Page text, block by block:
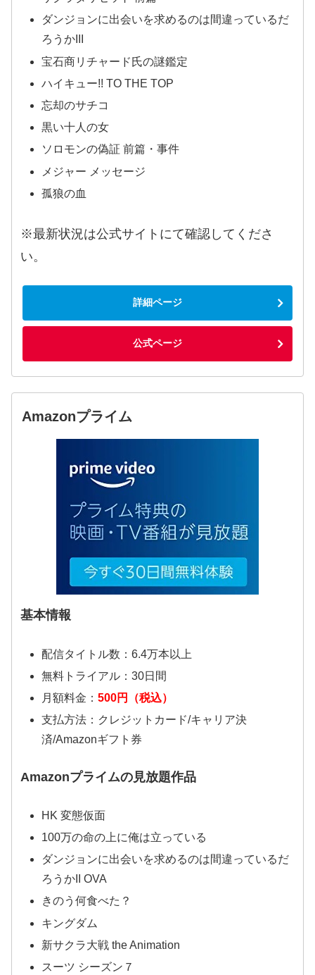
ダンジョンに出会いを求めるのは間違っているだ
ろうかIII
宝石商リチャード氏の謎鑑定
ハイキュー!! TO THE TOP
忘却のサチコ
黒い十人の女
ソロモンの偽証 前篇・事件
メジャー メッセージ
孤狼の血
※最新状況は公式サイトにて確認してくださ
い。
詳細ページ
公式ページ
Amazonプライム
基本情報
配信タイトル数：6.4万本以上
無料トライアル：30日間
月額料金： 500円（税込）
支払方法：クレジットカード/キャリア決
済/Amazonギフト券
Amazonプライムの見放題作品
HK 変態仮面
100万の命の上に俺は立っている
ダンジョンに出会いを求めるのは間違っているだ
ろうかII OVA
きのう何食べた？
キングダム
新サクラ大戦 the Animation
スーツ シーズン７